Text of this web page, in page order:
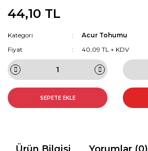
44,10 TL
Kategori
Acur Tohumu
Fiyat
40,09 TL + KDV
SEPETE EKLE